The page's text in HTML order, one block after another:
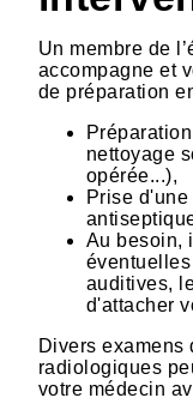
Un membre de
accompagne et
de préparation
nettoyage
opérée...),
Prise
Au besoin,
auditives,
d'attacher
Divers examens
radiologiques
votre médecin